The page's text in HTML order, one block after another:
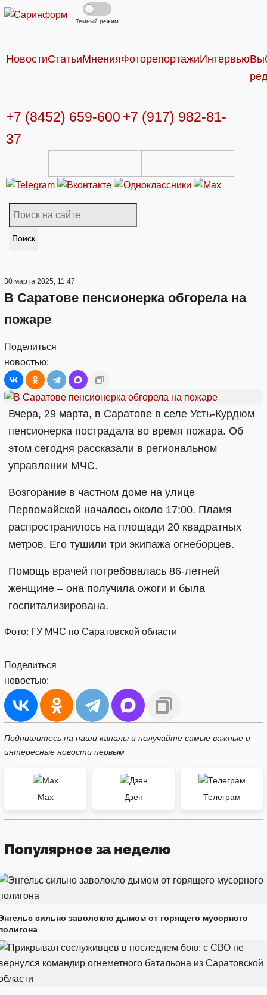
Темный режим
НовостиСтатьиМненияФоторепортажиИнтервью
+7 (8452) 659-600 +7 (917) 982-81-
37
Поиск
30 марта 2025, 11:47
В Саратове пенсионерка обгорела на
пожаре
Поделиться
новостью:
Вчера, 29 марта, в Саратове в селе Усть-Курдюм
пенсионерка пострадала во время пожара. Об
этом сегодня рассказали в региональном
управлении МЧС.
Возгорание в частном доме на улице
Первомайской началось около 17:00. Пламя
распространилось на площади 20 квадратных
метров. Его тушили три экипажа огнеборцев.
Помощь врачей потребовалась 86-летней
женщине – она получила ожоги и была
госпитализирована.
Фото: ГУ МЧС по Саратовской области
Поделиться
новостью:
Подпишитесь на наши каналы и получайте самые важные и
интересные новости первым
Max Дзен Телеграм
Популярное за неделю
сильно заволокло дымом от горящего мусорного